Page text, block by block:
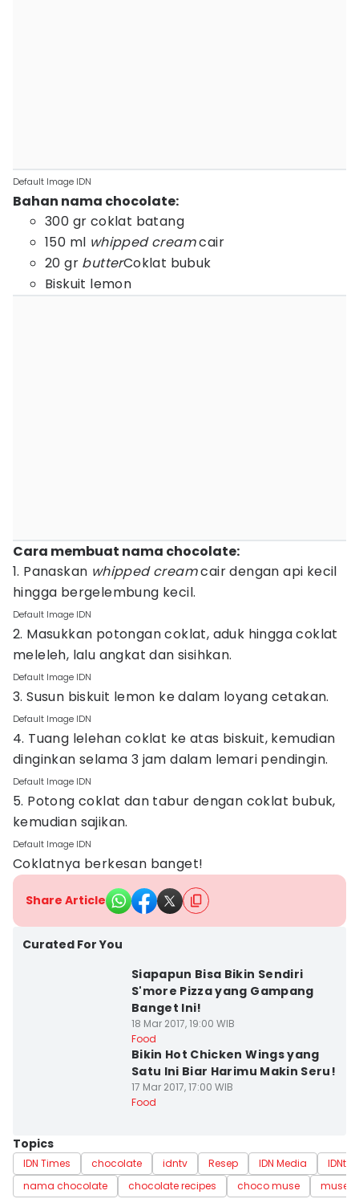
Default Image IDN
Bahan nama chocolate:
300 gr coklat batang
150 ml whipped creamcair
20 gr butterCoklat bubuk
Biskuit lemon
Cara membuat nama chocolate:
1. Panaskan whipped creamcair dengan api kecil
hingga bergelembung kecil.
Default Image IDN
2. Masukkan potongan coklat, aduk hingga coklat
meleleh, lalu angkat dan sisihkan.
Default Image IDN
3. Susun biskuit lemon ke dalam loyang cetakan.
Default Image IDN
4. Tuang lelehan coklat ke atas biskuit, kemudian
dinginkan selama 3 jam dalam lemari pendingin.
Default Image IDN
5. Potong coklat dan tabur dengan coklat bubuk,
kemudian sajikan.
Default Image IDN
Coklatnya berkesan banget!
Share Article
Curated For You
Siapapun Bisa Bikin Sendiri
S'more Pizza yang Gampang
Banget Ini!
18 Mar 2017, 19:00 WIB
Food
Bikin Hot Chicken Wings yang
Satu Ini Biar Harimu Makin Seru!
17 Mar 2017, 17:00 WIB
Food
Topics
IDN Times chocolate idntv Resep IDN Media
IDNtv
nama chocolate
chocolate recipes choco muse muse